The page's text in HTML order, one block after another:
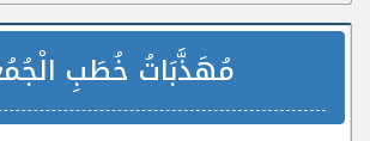
مُهَذَّبَاتُ خُطَبِ